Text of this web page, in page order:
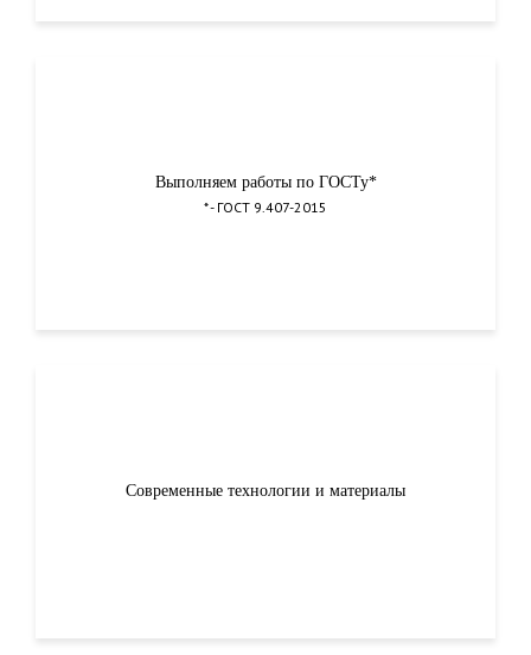
Выполняем работы по ГОСТу*
* - ГОСТ 9.407-2015
Современные технологии и материалы